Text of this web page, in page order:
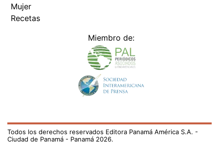
Mujer
Recetas
Miembro de:
Todos los derechos reservados Editora Panamá América S.A. -
Ciudad de Panamá - Panamá 2026.